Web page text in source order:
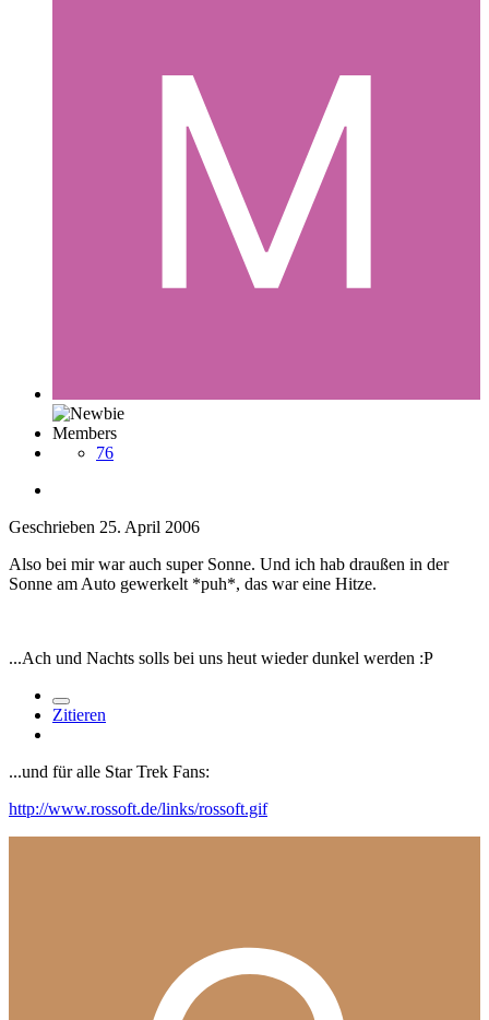
Members
76
Geschrieben 25. April 2006
Also bei mir war auch super Sonne. Und ich hab draußen in der
Sonne am Auto gewerkelt *puh*, das war eine Hitze.
...Ach und Nachts solls bei uns heut wieder dunkel werden :P
Zitieren
...und für alle Star Trek Fans:
http://www.rossoft.de/links/rossoft.gif